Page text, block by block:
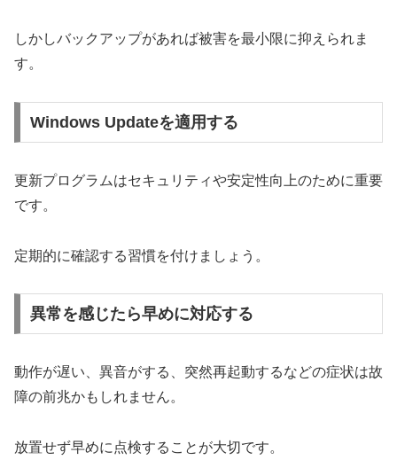
しかしバックアップがあれば被害を最小限に抑えられま
す。
Windows Updateを適用する
更新プログラムはセキュリティや安定性向上のために重要
です。
定期的に確認する習慣を付けましょう。
異常を感じたら早めに対応する
動作が遅い、異音がする、突然再起動するなどの症状は故
障の前兆かもしれません。
放置せず早めに点検することが大切です。